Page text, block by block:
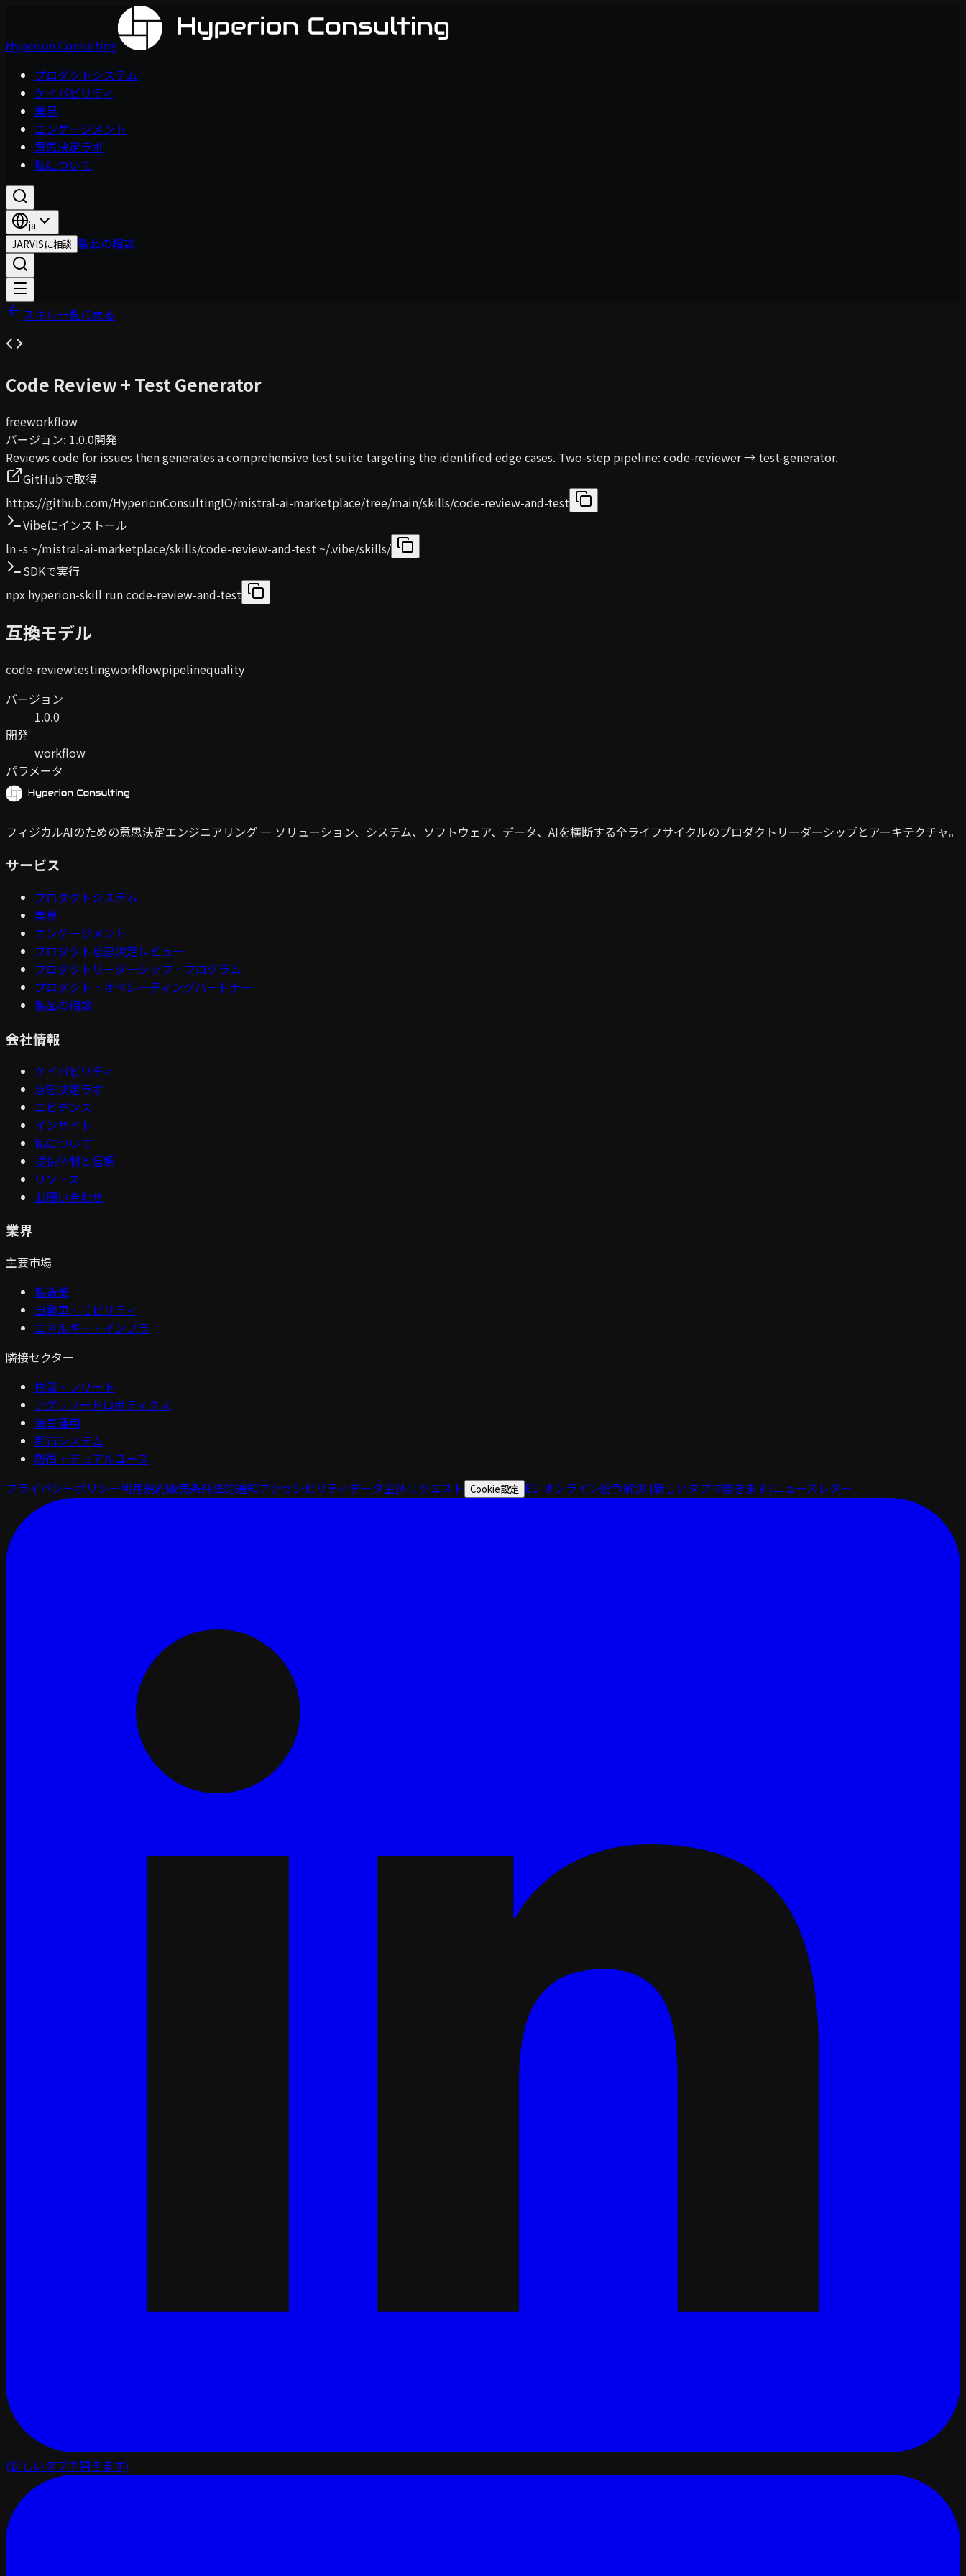
Hyperion Consulting
プロダクトシステム
ケイパビリティ
業界
エンゲージメント
意思決定ラボ
私について
ja
JARVISに相談 製品の相談
スキル一覧に戻る
Code Review + Test Generator
freeworkflow
バージョン: 1.0.0開発
Reviews code for issues then generates a comprehensive test suite targeting the identified edge cases. Two-step pipeline: code-reviewer → test-generator.
GitHubで取得
https://github.com/HyperionConsultingIO/mistral-ai-marketplace/tree/main/skills/code-review-and-test
Vibeにインストール
ln -s ~/mistral-ai-marketplace/skills/code-review-and-test ~/.vibe/skills/
SDKで実行
npx hyperion-skill run code-review-and-test
互換モデル
code-reviewtestingworkflowpipelinequality
バージョン
1.0.0
開発
workflow
パラメータ
フィジカルAIのための意思決定エンジニアリング — ソリューション、システム、ソフトウェア、データ、AIを横断する全ライフサイクルのプロダクトリーダーシップとアーキテクチャ。
サービス
プロダクトシステム
業界
エンゲージメント
プロダクト意思決定レビュー
プロダクトリーダーシップ・プログラム
プロダクト・オペレーティングパートナー
製品の相談
会社情報
ケイパビリティ
意思決定ラボ
エビデンス
インサイト
私について
提供体制と信頼
リソース
お問い合わせ
業界
主要市場
製造業
自動車・モビリティ
エネルギー・インフラ
隣接セクター
物流・フリート
アグリフードロボティクス
海事運用
都市システム
防衛・デュアルユース
プライバシーポリシー利用規約販売条件法的通知アクセシビリティデータ主体リクエスト Cookie設定 EU オンライン紛争解決 (新しいタブで開きます)ニュースレター
(新しいタブで開きます)